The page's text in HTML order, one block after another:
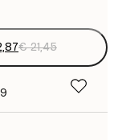
€ 21,45